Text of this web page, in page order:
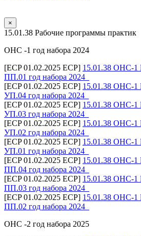
×
15.01.38 Рабочие программы практик
ОНС -1 год набора 2024
[ECP 01.02.2025 ECP] 15.01.38 ОНС-1
ПП.01 год набора 2024_
[ECP 01.02.2025 ECP] 15.01.38 ОНС-1
УП.04 год набора 2024_
[ECP 01.02.2025 ECP] 15.01.38 ОНС-1
УП.03 год набора 2024_
[ECP 01.02.2025 ECP] 15.01.38 ОНС-1
УП.02 год набора 2024_
[ECP 01.02.2025 ECP] 15.01.38 ОНС-1
УП.01 год набора 2024_
[ECP 01.02.2025 ECP] 15.01.38 ОНС-1
ПП.04 год набора 2024_
[ECP 01.02.2025 ECP] 15.01.38 ОНС-1
ПП.03 год набора 2024_
[ECP 01.02.2025 ECP] 15.01.38 ОНС-1
ПП.02 год набора 2024_
ОНС -2 год набора 2025